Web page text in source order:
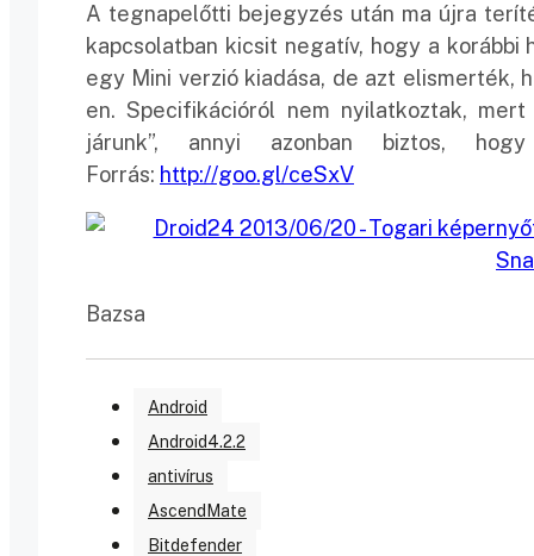
A tegnapelőtti bejegyzés után ma újra
kapcsolatban kicsit negatív, hogy a
egy Mini verzió kiadása, de azt elismerték,
en. Specifikációról nem nyilatkoztak,
járunk”, annyi azonban biztos,
Forrás: http://goo.gl/ceSxV
Bazsa
Android
Android4.2.2
antivírus
AscendMate
Bitdefender